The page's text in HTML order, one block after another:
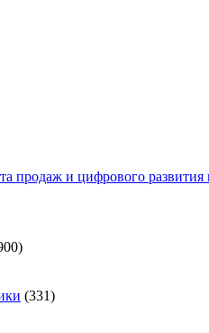
продаж и цифрового
(331)